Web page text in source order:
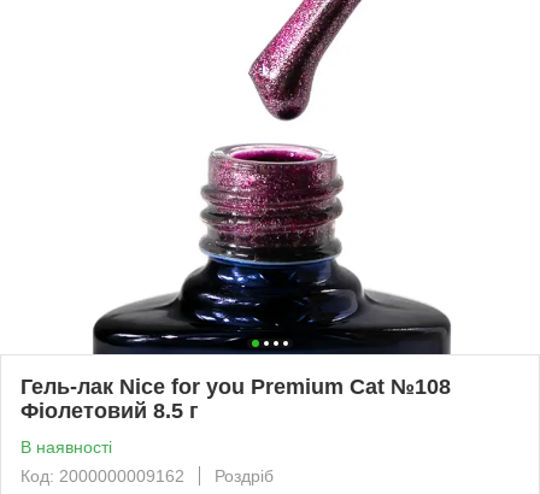
Гель-лак Nice for you Premium Cat №108
Фіолетовий 8.5 г
В наявності
Код: 2000000009162
Роздріб